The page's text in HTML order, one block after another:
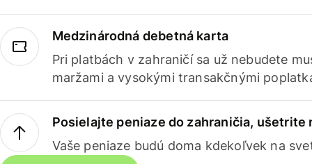
Medzinárodná debetná karta
Pri platbách v zahraničí sa už nebudete
maržami a vysokými transakčnými
Posielajte peniaze do zahraničia, ušetrite
Vaše peniaze budú doma kdekoľvek na